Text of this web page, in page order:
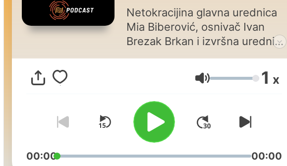
Netokracijina glavna urednica
Mia Biberović, osnivač Ivan
Brezak Brkan i izvršna urednica
Nikolina Oršulić te novinari
Marin Pavelić i Ivan Pelivanović
u tjednom podcastu
komentiraju najvažnije
događaje u digitalnoj industriji
o kojima niste ni znali da želite
znati više!
Głośność 1 x
00:00 00:00